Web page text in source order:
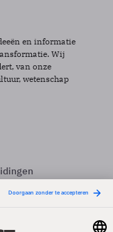
en informatie
Wij
van onze
wetenschap